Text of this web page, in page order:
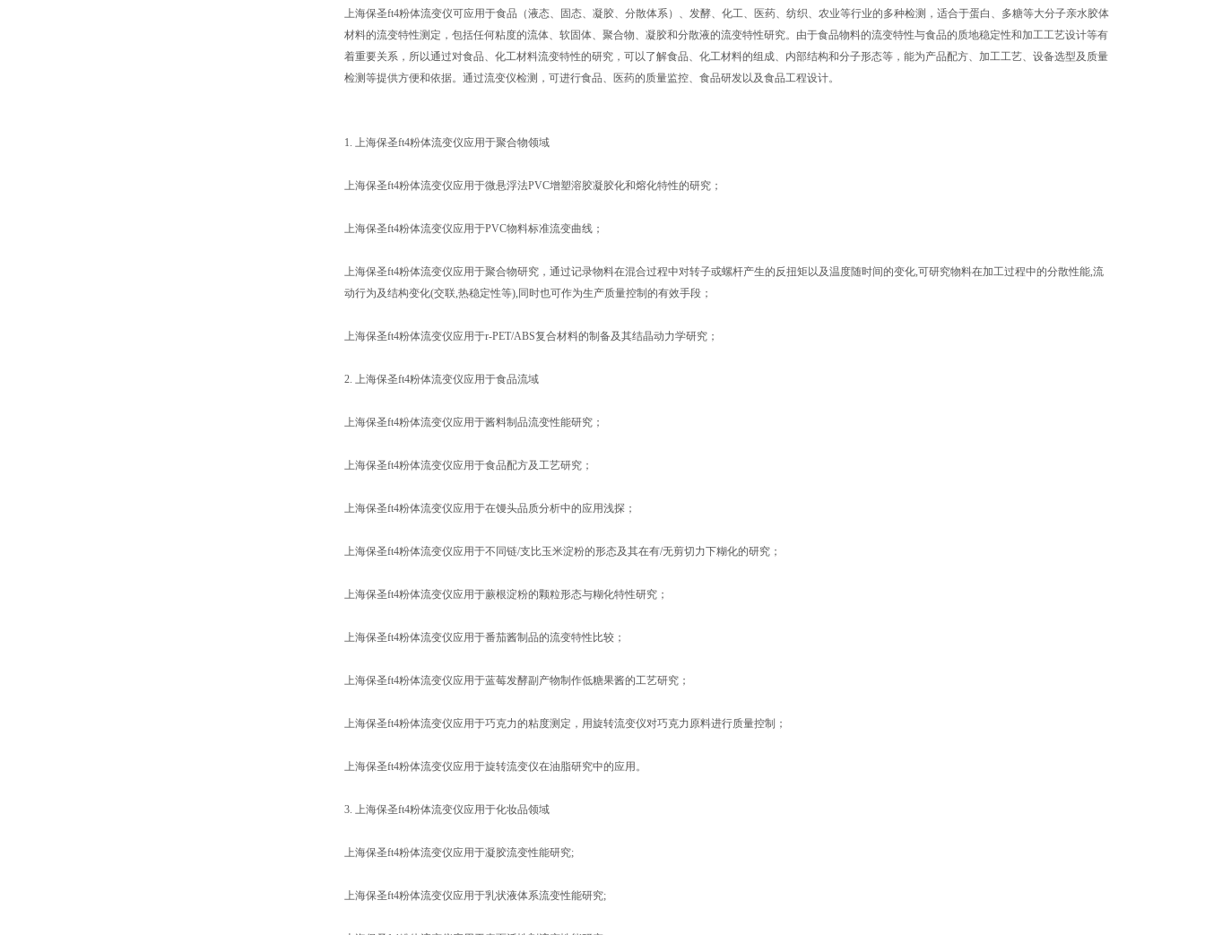
上海保圣ft4粉体流变仪可应用于食品（液态、固态、凝胶、分散体系）、发酵、化工、医药、纺织、农业等行业的多种检测，适合于蛋白、多糖等大分子亲水胶体
材料的流变特性测定，包括任何粘度的流体、软固体、聚合物、凝胶和分散液的流变特性研究。由于食品物料的流变特性与食品的质地稳定性和加工工艺设计等有
着重要关系，所以通过对食品、化工材料流变特性的研究，可以了解食品、化工材料的组成、内部结构和分子形态等，能为产品配方、加工工艺、设备选型及质量
检测等提供方便和依据。通过流变仪检测，可进行食品、医药的质量监控、食品研发以及食品工程设计。
1. 上海保圣ft4粉体流变仪应用于聚合物领域
上海保圣ft4粉体流变仪应用于微悬浮法PVC增塑溶胶凝胶化和熔化特性的研究；
上海保圣ft4粉体流变仪应用于PVC物料标准流变曲线；
上海保圣ft4粉体流变仪应用于聚合物研究，通过记录物料在混合过程中对转子或螺杆产生的反扭矩以及温度随时间的变化,可研究物料在加工过程中的分散性能,流
动行为及结构变化(交联,热稳定性等),同时也可作为生产质量控制的有效手段；
上海保圣ft4粉体流变仪应用于r-PET/ABS复合材料的制备及其结晶动力学研究；
2. 上海保圣ft4粉体流变仪应用于食品流域
上海保圣ft4粉体流变仪应用于酱料制品流变性能研究；
上海保圣ft4粉体流变仪应用于食品配方及工艺研究；
上海保圣ft4粉体流变仪应用于在馒头品质分析中的应用浅探；
上海保圣ft4粉体流变仪应用于不同链/支比玉米淀粉的形态及其在有/无剪切力下糊化的研究；
上海保圣ft4粉体流变仪应用于蕨根淀粉的颗粒形态与糊化特性研究；
上海保圣ft4粉体流变仪应用于番茄酱制品的流变特性比较；
上海保圣ft4粉体流变仪应用于蓝莓发酵副产物制作低糖果酱的工艺研究；
上海保圣ft4粉体流变仪应用于巧克力的粘度测定，用旋转流变仪对巧克力原料进行质量控制；
上海保圣ft4粉体流变仪应用于旋转流变仪在油脂研究中的应用。
3. 上海保圣ft4粉体流变仪应用于化妆品领域
上海保圣ft4粉体流变仪应用于凝胶流变性能研究;
上海保圣ft4粉体流变仪应用于乳状液体系流变性能研究;